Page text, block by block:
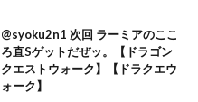
@syoku2n1 次回 ラーミアのここ
ろ直Sゲットだぜッ。【ドラゴン
クエストウォーク】【ドラクエウ
ォーク】